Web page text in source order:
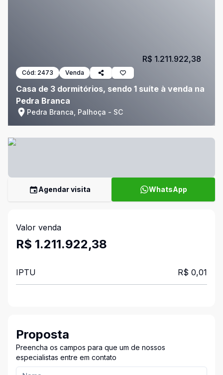
Cód: 2473 Venda
Casa de 3 dormitórios, sendo 1 suíte à venda na
Pedra Branca
Pedra Branca, Palhoça - SC
R$ 1.211.922,38
Agendar visita WhatsApp
Valor venda
R$ 1.211.922,38
IPTU R$ 0,01
Proposta
Preencha os campos para que um de nossos
especialistas entre em contato